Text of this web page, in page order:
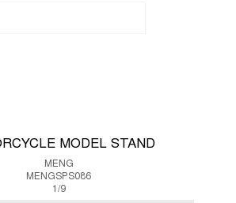
MODEL STAND
MENG
MENGSPS086
1/9